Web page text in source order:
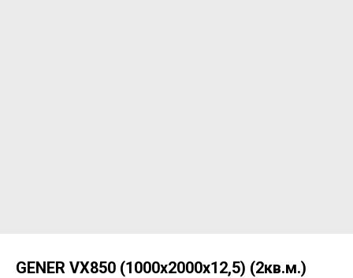
GENER VX850 (1000х2000х12,5) (2кв.м.)